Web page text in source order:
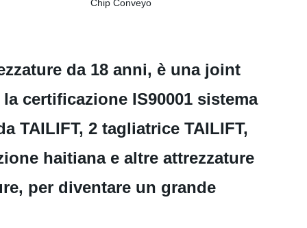
da 18 anni, è una joint
certificazione IS90001 sistema
TAILIFT, 2 tagliatrice TAILIFT,
haitiana e altre attrezzature
per diventare un grande